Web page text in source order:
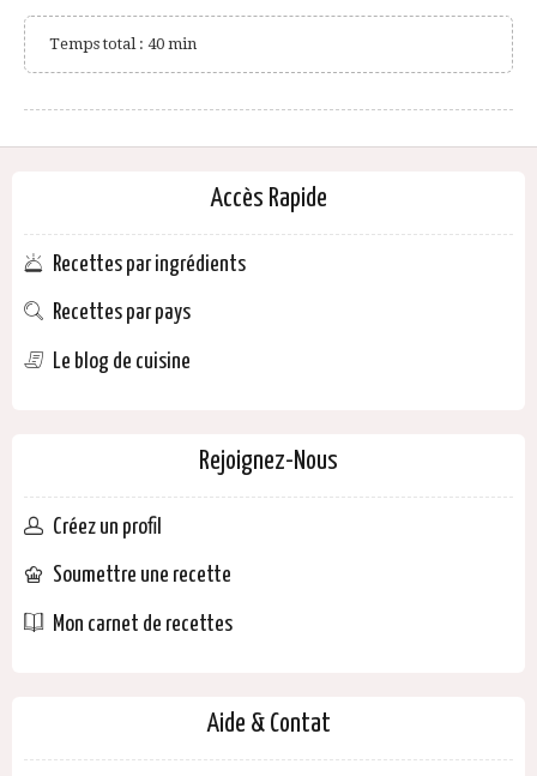
Temps total : 40 min
Accès Rapide
Recettes par ingrédients
Recettes par pays
Le blog de cuisine
Rejoignez-Nous
Créez un profil
Soumettre une recette
Mon carnet de recettes
Aide & Contat